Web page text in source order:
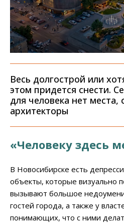
Весь долгострой или
этом придется снести.
для человека нет места,
архитекторы
«Человеку здесь
В Новосибирске есть
объекты, которые визуально
вызывают большое
гостей города, а также у
понимающих, что с ними